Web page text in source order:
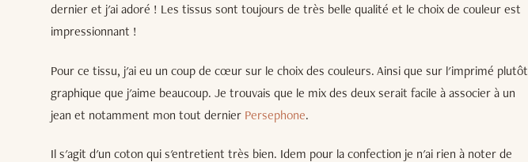
dernier et j'ai adoré ! Les tissus sont toujours de très belle qualité et le choix de couleur est
impressionnant !
Pour ce tissu, j'ai eu un coup de cœur sur le choix des couleurs. Ainsi que sur l'imprimé plutôt
graphique que j'aime beaucoup. Je trouvais que le mix des deux serait facile à associer à un
jean et notamment mon tout dernier Persephone.
Il s'agit d'un coton qui s'entretient très bien. Idem pour la confection je n'ai rien à noter de